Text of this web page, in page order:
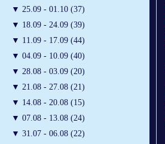
▼ 25.09 - 01.10 (37)
▼ 18.09 - 24.09 (39)
▼ 11.09 - 17.09 (44)
▼ 04.09 - 10.09 (40)
▼ 28.08 - 03.09 (20)
▼ 21.08 - 27.08 (21)
▼ 14.08 - 20.08 (15)
▼ 07.08 - 13.08 (24)
▼ 31.07 - 06.08 (22)